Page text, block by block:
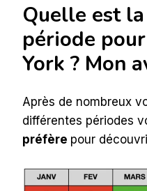
Quelle est
période
York ? Mon
Après de nombreux
différentes périodes
préfère pour